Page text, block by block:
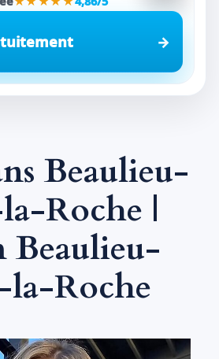
Beaulieu-
Roche |
Beaulieu-
la-Roche